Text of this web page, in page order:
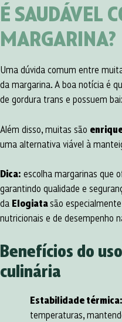
É SAUDÁVEL
MARGARINA?
Uma dúvida comum entre
da margarina. A boa notícia é
de gordura trans e possuem
Além disso, muitas são
uma alternativa viável à
Dica: escolha margarinas que
garantindo qualidade e
da Elogiatasão
nutricionais e de desempenho
Benefícios do
culinária
Estabilidade térmica:
temperaturas,